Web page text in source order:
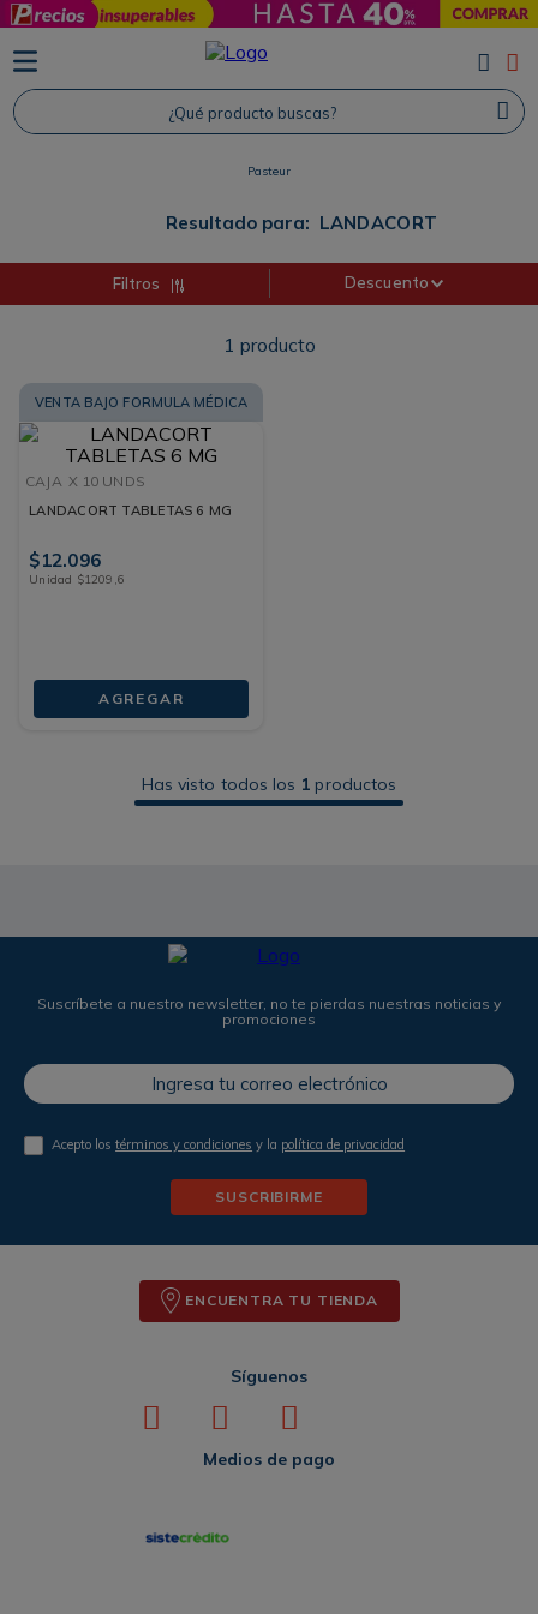
¿Qué producto buscas?
Pasteur
Resultado para: LANDACORT
Filtros Descuento
1 producto
VENTA BAJO FORMULA MÉDICA
CAJA X 10 UNDS
LANDACORT TABLETAS 6 MG
$12.096
Unidad $1209 6
AGREGAR
Has visto todos los 1 productos
Suscríbete a nuestro newsletter, no te pierdas nuestras noticias y
promociones
Acepto lostérminos y condiciones y la política de privacidad
SUSCRIBIRME
ENCUENTRA TU TIENDA
Síguenos
Medios de pago
TÉRMINOS MÁS BUSCADOS
1. Protector Solar
2. Proteina